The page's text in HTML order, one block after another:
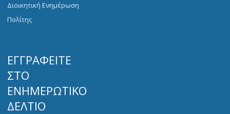
Διοικητική Ενημέρωση
Πολίτης
ΕΓΓΡΑΦΕΊΤΕ
ΣΤΟ
ΕΝΗΜΕΡΩΤΙΚΌ
ΔΕΛΤΊΟ